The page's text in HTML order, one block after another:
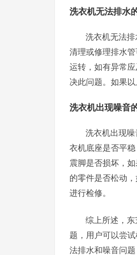
洗衣机无法排水
洗衣机无法排
清理或修理排水
运转，如有异常
决此问题。如果
洗衣机出现噪音
洗衣机出现
衣机底座是否平
震脚是否损坏，
的零件是否松动
进行检修。
综上所述，
题，用户可以尝
法排水和噪音问